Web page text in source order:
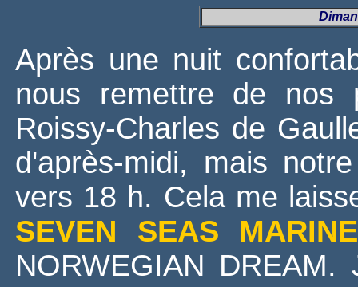
Après une nuit
nous remettre de nos
Roissy-Charles de
d'après-midi, mais
vers 18 h. Cela me
SEVEN SEAS
NORWEGIAN